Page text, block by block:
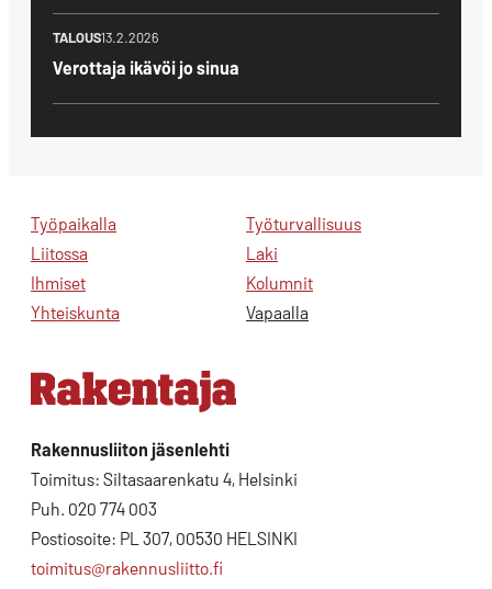
TALOUS13.2.2026
Verottaja ikävöi jo sinua
Työpaikalla
Liitossa
Ihmiset
Yhteiskunta
Työturvallisuus
Laki
Kolumnit
Vapaalla
Rakennusliiton jäsenlehti
Toimitus: Siltasaarenkatu 4, Helsinki
Puh. 020 774 003
Postiosoite: PL 307, 00530 HELSINKI
toimitus@rakennusliitto.fi